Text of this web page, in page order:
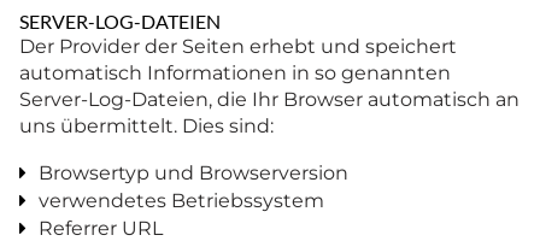
SERVER-LOG-DATEIEN
Der Provider der Seiten erhebt und speichert
automatisch Informationen in so genannten
Server-Log-Dateien, die Ihr Browser automatisch an
uns übermittelt. Dies sind:
Browsertyp und Browserversion
verwendetes Betriebssystem
Referrer URL